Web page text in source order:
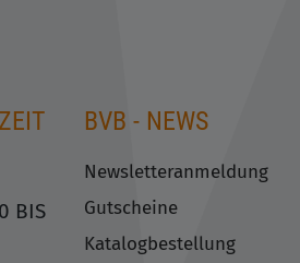
BIS
BVB - NEWS
Newsletteranmeldung
Gutscheine
Katalogbestellung